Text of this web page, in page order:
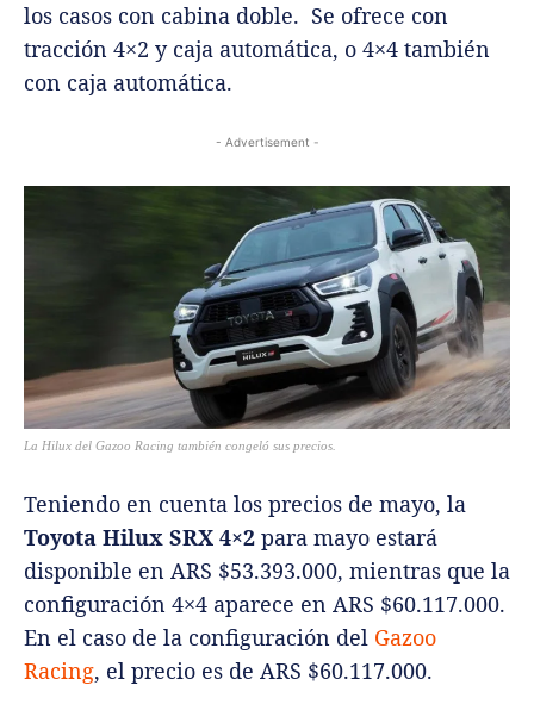
los casos con cabina doble. Se ofrece con
tracción 4×2 y caja automática, o 4×4 también
con caja automática.
- Advertisement -
La Hilux del Gazoo Racing también congeló sus precios.
Teniendo en cuenta los precios de mayo, la
Toyota Hilux SRX 4×2 para mayo estará
disponible en ARS $53.393.000, mientras que la
configuración 4×4 aparece en ARS $60.117.000.
En el caso de la configuración del Gazoo
Racing, el precio es de ARS $60.117.000.